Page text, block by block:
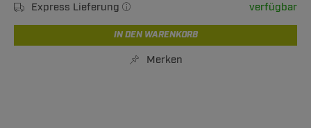
Express Lieferung
verfügbar
IN DEN WARENKORB
Merken